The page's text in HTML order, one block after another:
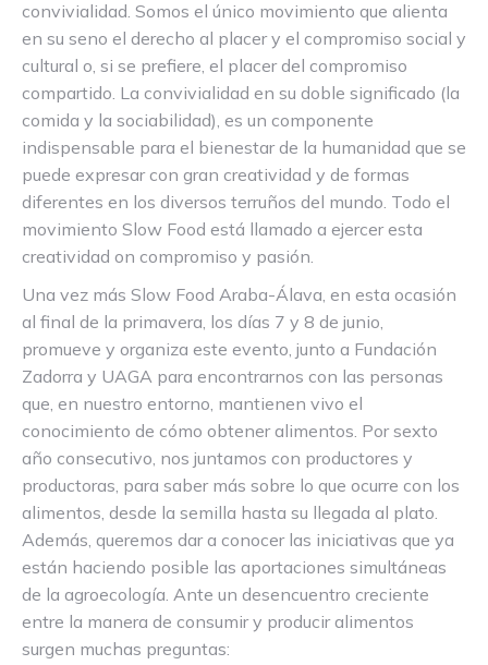
convivialidad. Somos el único movimiento que alienta
en su seno el derecho al placer y el compromiso social y
cultural o, si se prefiere, el placer del compromiso
compartido. La convivialidad en su doble significado (la
comida y la sociabilidad), es un componente
indispensable para el bienestar de la humanidad que se
puede expresar con gran creatividad y de formas
diferentes en los diversos terruños del mundo. Todo el
movimiento Slow Food está llamado a ejercer esta
creatividad on compromiso y pasión.
Una vez más Slow Food Araba-Álava, en esta ocasión
al final de la primavera, los días 7 y 8 de junio,
promueve y organiza este evento, junto a Fundación
Zadorra y UAGA para encontrarnos con las personas
que, en nuestro entorno, mantienen vivo el
conocimiento de cómo obtener alimentos. Por sexto
año consecutivo, nos juntamos con productores y
productoras, para saber más sobre lo que ocurre con los
alimentos, desde la semilla hasta su llegada al plato.
Además, queremos dar a conocer las iniciativas que ya
están haciendo posible las aportaciones simultáneas
de la agroecología. Ante un desencuentro creciente
entre la manera de consumir y producir alimentos
surgen muchas preguntas: